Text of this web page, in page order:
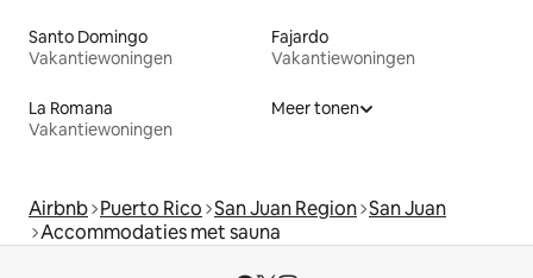
Santo Domingo
Vakantiewoningen
Fajardo
Vakantiewoningen
La Romana
Vakantiewoningen
Meer tonen
Airbnb Puerto Rico San Juan Region San Juan
Accommodaties met sauna